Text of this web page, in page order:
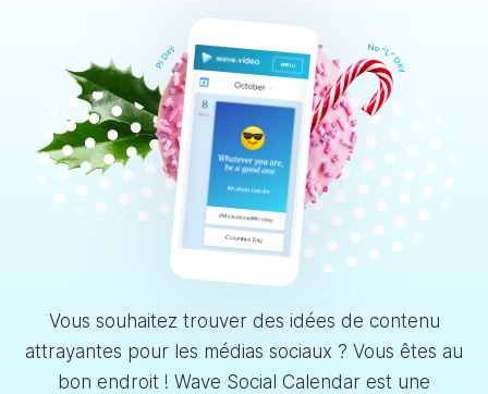
Vous souhaitez trouver des idées de contenu
attrayantes pour les médias sociaux ? Vous êtes au
bon endroit ! Wave Social Calendar est une